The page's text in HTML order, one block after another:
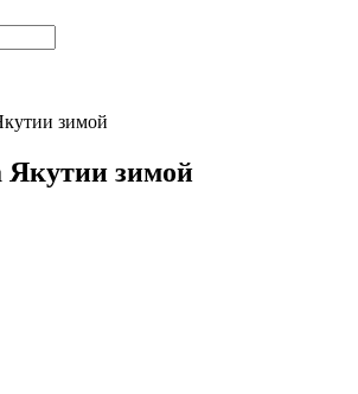
зимой
Якутии зимой